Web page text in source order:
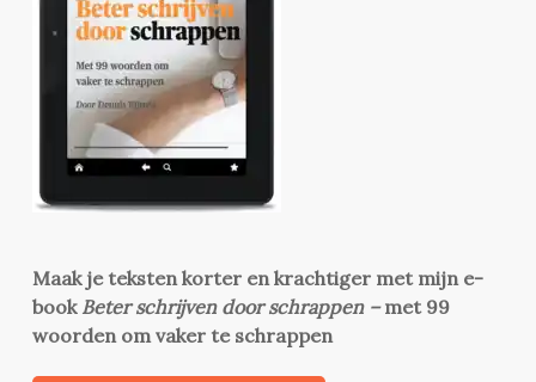
Maak je teksten korter en krachtiger met mijn e-
book Beter schrijven door schrappen –met 99
woorden om vaker te schrappen